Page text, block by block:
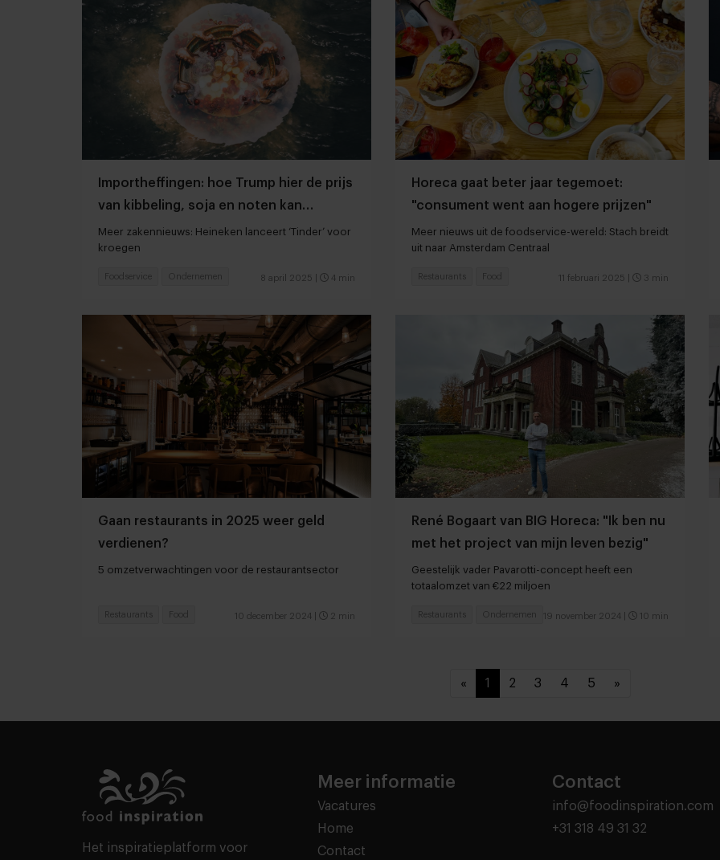
Importheffingen: hoe Trump hier de prijs
van kibbeling, soja en noten kan
opdrijven
Meer zakennieuws: Heineken lanceert ‘Tinder’ voor
kroegen
8 april 2025 4 min
Foodservice Ondernemen
Horeca gaat beter jaar tegemoet:
"consument went aan hogere prijzen"
Meer nieuws uit de foodservice-wereld: Stach breidt
uit naar Amsterdam Centraal
11 februari 2025 3 min
Restaurants Food
Gaan restaurants in 2025 weer geld
verdienen?
5 omzetverwachtingen voor de restaurantsector
10 december 2024 2 min
Restaurants Food
René Bogaart van BIG Horeca: "Ik ben nu
met het project van mijn leven bezig"
Geestelijk vader Pavarotti-concept heeft een
totaalomzet van €22 miljoen
19 november 2024 10 min
Restaurants Ondernemen
« 1 2 3 4 5 »
Het inspiratieplatform voor
Meer informatie
Vacatures
Home
Contact
Contact
info@foodinspiration.com
+31 318 49 31 32